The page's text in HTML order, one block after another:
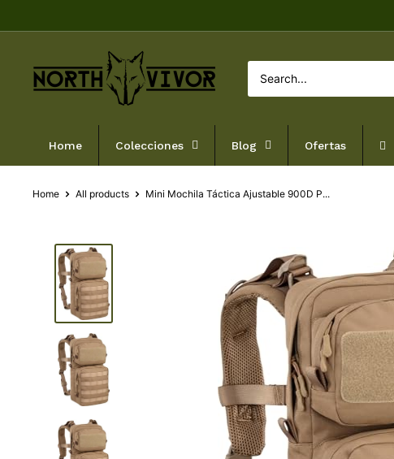
to
Home Colecciones Blog Ofertas
Home All products Mini Mochila Táctica Ajustable 900D P...